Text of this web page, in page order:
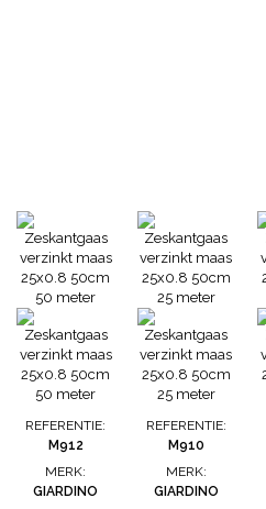
REFERENTIE:
M912
MERK:
GIARDINO
REFERENTIE:
M910
MERK:
GIARDINO